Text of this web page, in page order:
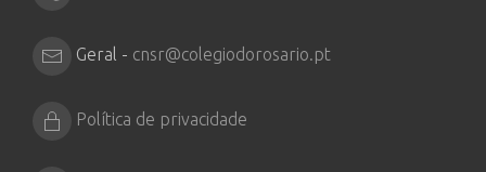
Geral - cnsr@colegiodorosario.pt
Política de privacidade